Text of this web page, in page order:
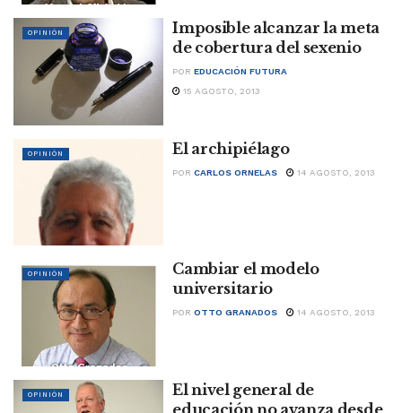
OPINIÓN
Imposible alcanzar la meta
de cobertura del sexenio
POR EDUCACIÓN FUTURA
15 AGOSTO, 2013
OPINIÓN El archipiélago
POR CARLOS ORNELAS 14 AGOSTO, 2013
OPINIÓN
Cambiar el modelo
universitario
POR OTTO GRANADOS 14 AGOSTO, 2013
OPINIÓN
El nivel general de
educación no avanza desde